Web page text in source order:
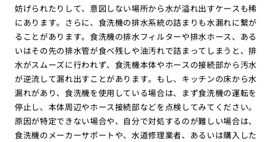
妨げられたりして、意図しない場所から水が溢れ出すケースも稀
にあります。さらに、食洗機の排水系統の詰まりも水漏れに繋が
ることがあります。食洗機の排水フィルターや排水ホース、ある
いはその先の排水管が食べ残しや油汚れで詰まってしまうと、排
水がスムーズに行われず、食洗機本体やホースの接続部から汚水
が逆流して漏れ出すことがあります。もし、キッチンの床から水
漏れがあり、食洗機を使用している場合は、まず食洗機の運転を
停止し、本体周辺やホース接続部などを点検してみてください。
原因が特定できない場合や、自分で対処するのが難しい場合は、
食洗機のメーカーサポートや、水道修理業者、あるいは購入した